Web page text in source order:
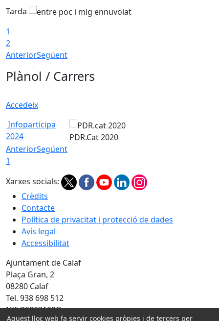
Tarda
1
2
AnteriorSegüent
Plànol / Carrers
Accedeix
Infoparticipa
2024
PDR.Cat 2020
AnteriorSegüent
1
Xarxes socials:
Crèdits
Contacte
Política de privacitat i protecció de dades
Avís legal
Accessibilitat
Ajuntament de Calaf
Plaça Gran, 2
08280 Calaf
Tel. 938 698 512
NIF P0803100G
Aquest lloc web fa servir cookies pròpies i de tercers per